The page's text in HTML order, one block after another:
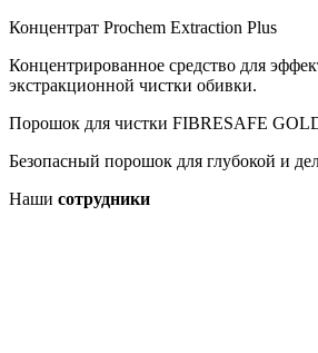
Концентрат Prochem Extraction Plus
Концентрированное средство для
экстракционной чистки обивки.
Порошок для чистки FIBRESAFE
Безопасный порошок для глубокой и
Наши сотрудники